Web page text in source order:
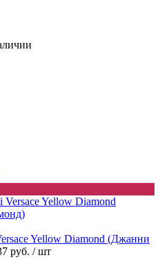
Yellow Diamond (Джанни
руб. / шт